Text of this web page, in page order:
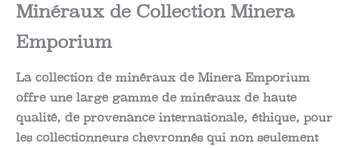
Minéraux de Collection Minera
Emporium
La collection de minéraux de Minera Emporium
offre une large gamme de minéraux de haute
qualité, de provenance internationale, éthique, pour
les collectionneurs chevronnés qui non seulement